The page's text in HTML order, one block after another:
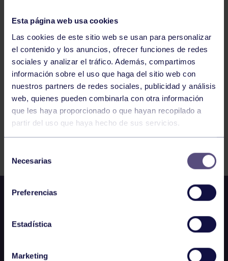
Esta página web usa cookies
Las cookies de este sitio web se usan para personalizar
el contenido y los anuncios, ofrecer funciones de redes
sociales y analizar el tráfico. Además, compartimos
información sobre el uso que haga del sitio web con
nuestros partners de redes sociales, publicidad y análisis
web, quienes pueden combinarla con otra información
que les haya proporcionado o que hayan recopilado a
partir del uso que haya hecho de sus servicios.
consentimiento
Necesarias
Preferencias
Estadística
Marketing
ENGANCHATE AL DEPORTE – RUGBY
1 2 3 4 5 6 7